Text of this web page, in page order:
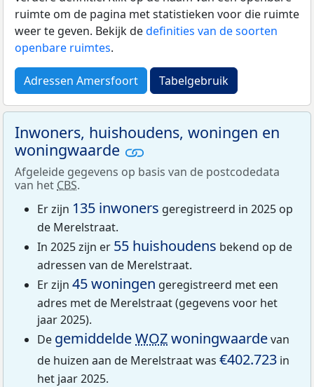
ruimte om de pagina met statistieken voor die ruimte
weer te geven. Bekijk dedefinities van de soorten
openbare ruimtes.
Adressen Amersfoort Tabelgebruik
Inwoners, huishoudens, woningen en
woningwaarde
Afgeleide gegevens op basis van de postcodedata
van het CBS.
Er zijn 135 inwoners geregistreerd in 2025 op
de Merelstraat.
In 2025 zijn er 55 huishoudens bekend op de
adressen van de Merelstraat.
Er zijn 45 woningen geregistreerd met een
adres met de Merelstraat (gegevens voor het
jaar 2025).
De gemiddeldeWOZwoningwaardevan
de huizen aan de Merelstraat was €402.723 in
het jaar 2025.